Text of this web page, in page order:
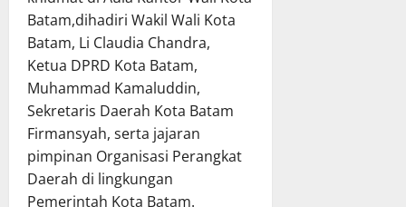
Batam,dihadiri Wakil Wali Kota
Batam, Li Claudia Chandra,
Ketua DPRD Kota Batam,
Muhammad Kamaluddin,
Sekretaris Daerah Kota Batam
Firmansyah, serta jajaran
pimpinan Organisasi Perangkat
Daerah di lingkungan
Pemerintah Kota Batam.